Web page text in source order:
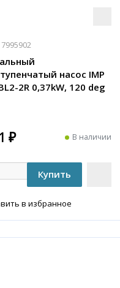
7995902
насос IMP
2R 0,37kW, 120 deg
₽ В наличии
в избранное